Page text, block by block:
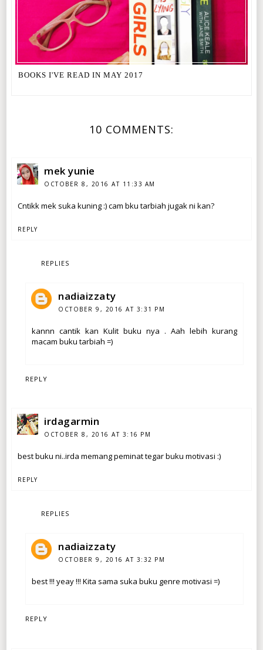
BOOKS I'VE READ IN MAY 2017
10 COMMENTS:
mek yunie
OCTOBER 8, 2016 AT 11:33 AM
Cntikk mek suka kuning :) cam bku tarbiah jugak ni kan?
REPLY
REPLIES
nadiaizzaty
OCTOBER 9, 2016 AT 3:31 PM
kannn cantik kan Kulit buku nya . Aah lebih kurang
macam buku tarbiah =)
REPLY
irdagarmin
OCTOBER 8, 2016 AT 3:16 PM
best buku ni..irda memang peminat tegar buku motivasi :)
REPLY
REPLIES
nadiaizzaty
OCTOBER 9, 2016 AT 3:32 PM
best !!! yeay !!! Kita sama suka buku genre motivasi =)
REPLY